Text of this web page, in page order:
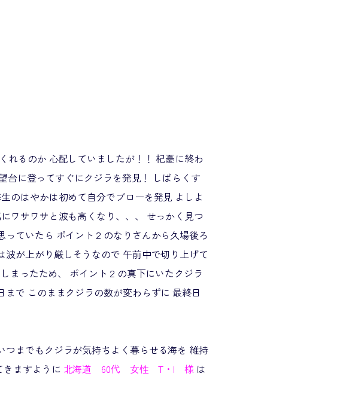
れるのか 心配していましたが！！ 杞憂に終わ
台に登ってすぐにクジラを発見！ しばらくす
のはやかは初めて自分でブローを発見 よしよ
ワサワサと波も高くなり、、、 せっかく見つ
ていたら ポイント２のなりさんから久場後ろ
が上がり厳しそうなので 午前中で切り上げて
まったため、 ポイント２の真下にいたクジラ
で このままクジラの数が変わらずに 最終日
までもクジラが気持ちよく暮らせる海を 維持
きますように 北海道 60代 女性 T・I 様は